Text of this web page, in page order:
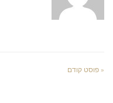
« פוסט קודם